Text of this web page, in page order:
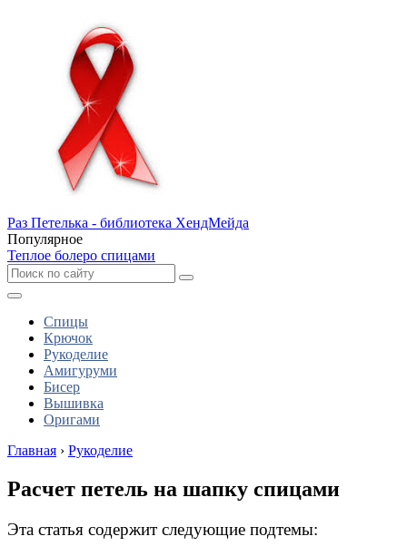
Раз Петелька - библиотека ХендМейда
Популярное
Теплое болеро спицами
Спицы
Крючок
Рукоделие
Амигуруми
Бисер
Вышивка
Оригами
Главная › Рукоделие
Расчет петель на шапку спицами
Эта статья содержит следующие подтемы: